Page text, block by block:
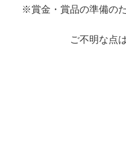
※賞金・賞品の準備の
ご不明な点はお電